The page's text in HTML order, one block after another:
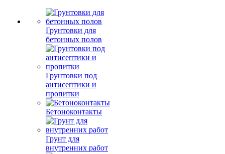
Грунтовки для
бетонных полов
Грунтовки под
антисептики и
пропитки
Бетоноконтакты
Грунт для
внутренних работ